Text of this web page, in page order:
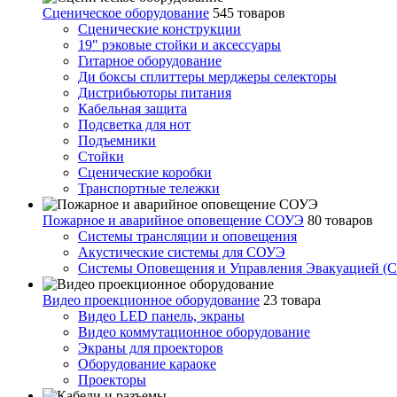
Сценическое оборудование 545 товаров
Сценические конструкции
19" рэковые стойки и аксесcуары
Гитарное оборудование
Ди боксы сплиттеры мерджеры селекторы
Дистрибьюторы питания
Кабельная защита
Подсветка для нот
Подъемники
Стойки
Сценические коробки
Транспортные тележки
Пожарное и аварийное оповещение СОУЭ 80 товаров
Cистемы трансляции и оповещения
Акустические системы для СОУЭ
Системы Оповещения и Управления Эвакуацией
Видео проекционное оборудование 23 товара
Видео LED панель, экраны
Видео коммутационное оборудование
Экраны для проекторов
Оборудование караоке
Проекторы